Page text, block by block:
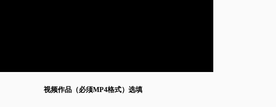
视频作品（必须MP4格式）选填